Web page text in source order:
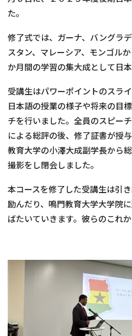
た。
修了式では、ガーナ、バングラ
スタン、マレーシア、モンゴル
か月間の学習の集大成として日
受講生はパワーポイントのスラ
日本語の授業の様子や将来の目
チを行いました。全員のスピー
による総評の後、修了証書が授
教育大学の小澤大成副学長から
撮影をし閉会しました。
本コースを修了した受講生は引
励んだり、鳴門教育大学大学院
ばたいていきます。彼らのこれ